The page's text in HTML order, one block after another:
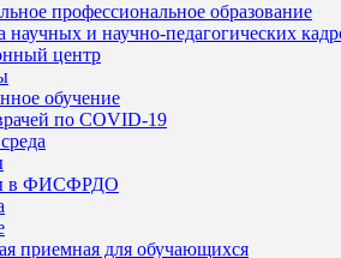
профессиональное образование
научных и научно-педагогических
центр
обучение
по COVID-19
в ФИСФРДО
приемная для обучающихся